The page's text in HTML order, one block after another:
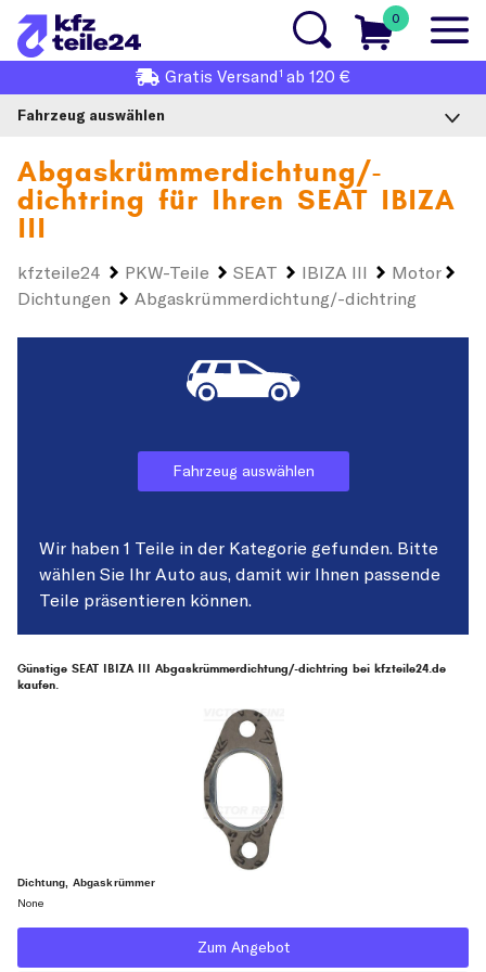
0
Gratis Versand1 ab 120 €
Fahrzeug auswählen
Abgaskrümmerdichtung/-
dichtring für Ihren SEAT IBIZA
III
kfzteile24 PKW-Teile SEAT IBIZA III
Motor
Dichtungen
Abgaskrümmerdichtung/-dichtring
Fahrzeug auswählen
Wir haben 1 Teile in der Kategorie gefunden. Bitte
wählen Sie Ihr Auto aus, damit wir Ihnen passende
Teile präsentieren können.
Günstige SEAT IBIZA III Abgaskrümmerdichtung/-dichtring bei kfzteile24.de
kaufen.
Dichtung, Abgaskrümmer
None
Zum Angebot